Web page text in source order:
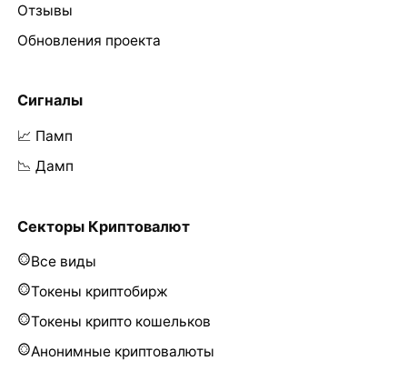
Отзывы
Обновления проекта
Сигналы
📈 Памп
📉 Дамп
Секторы Криптовалют
Все виды
Токены криптобирж
Токены крипто кошельков
Анонимные криптовалюты